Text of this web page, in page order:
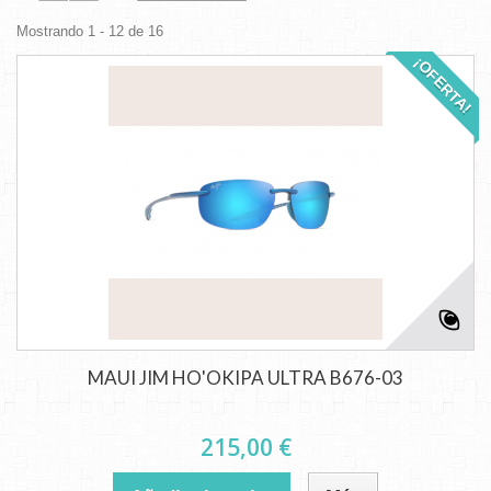
Mostrando 1 - 12 de 16
¡OFERTA!
MAUI JIM HO'OKIPA ULTRA B676-03
215,00 €